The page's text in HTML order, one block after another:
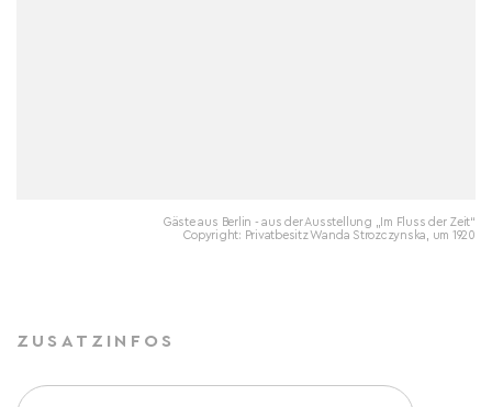
Gäste aus Berlin - aus der Ausstellung „Im Fluss der Zeit“
Copyright: Privatbesitz Wanda Strozczynska, um 1920
ZUSATZINFOS